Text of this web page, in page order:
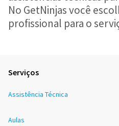
No GetNinjas você
profissional para o
Serviços
Assistência Técnica
Aulas